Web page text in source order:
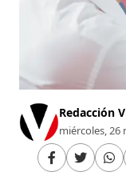
Redacción
miércoles, 26